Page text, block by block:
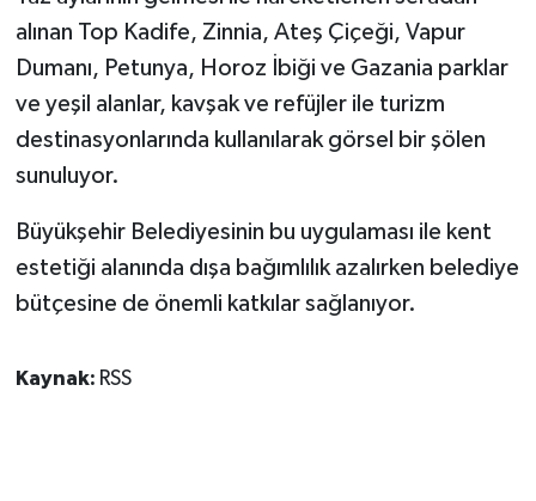
alınan Top Kadife, Zinnia, Ateş Çiçeği, Vapur
Dumanı, Petunya, Horoz İbiği ve Gazania parklar
ve yeşil alanlar, kavşak ve refüjler ile turizm
destinasyonlarında kullanılarak görsel bir şölen
sunuluyor.
Büyükşehir Belediyesinin bu uygulaması ile kent
estetiği alanında dışa bağımlılık azalırken belediye
bütçesine de önemli katkılar sağlanıyor.
Kaynak: RSS